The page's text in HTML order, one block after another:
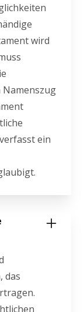
wird
Namenszug
ein
das